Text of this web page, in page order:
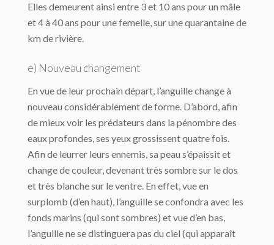
Elles demeurent ainsi entre 3 et 10 ans pour un mâle
et 4 à 40 ans pour une femelle, sur une quarantaine de
km de rivière.
e) Nouveau changement
En vue de leur prochain départ, l’anguille change à
nouveau considérablement de forme. D’abord, afin
de mieux voir les prédateurs dans la pénombre des
eaux profondes, ses yeux grossissent quatre fois.
Afin de leurrer leurs ennemis, sa peau s’épaissit et
change de couleur, devenant très sombre sur le dos
et très blanche sur le ventre. En effet, vue en
surplomb (d’en haut), l’anguille se confondra avec les
fonds marins (qui sont sombres) et vue d’en bas,
l’anguille ne se distinguera pas du ciel (qui apparaît